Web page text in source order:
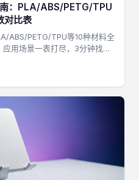
：PLA/ABS/PETG/TPU
对比表
ABS/PETG/TPU等10种材料全
用场景一表打尽，3分钟找到